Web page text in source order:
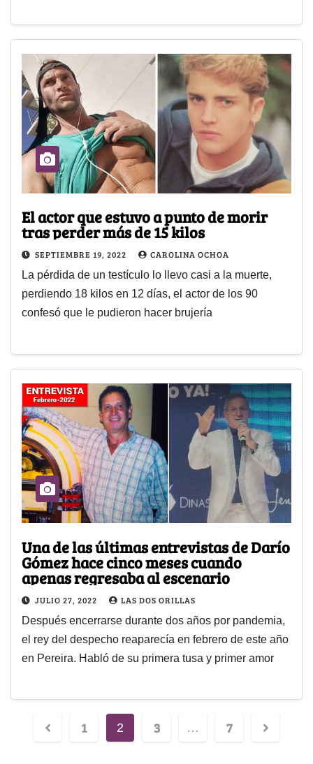
El actor que estuvo a punto de morir
tras perder más de 15 kilos
SEPTIEMBRE 19, 2022 CAROLINA OCHOA
La pérdida de un testículo lo llevo casi a la muerte,
perdiendo 18 kilos en 12 días, el actor de los 90
confesó que le pudieron hacer brujería
Una de las últimas entrevistas de Darío
Gómez hace cinco meses cuando
apenas regresaba al escenario
JULIO 27, 2022 LAS DOS ORILLAS
Después encerrarse durante dos años por pandemia,
el rey del despecho reaparecía en febrero de este año
en Pereira. Habló de su primera tusa y primer amor
1 2 3 … 7